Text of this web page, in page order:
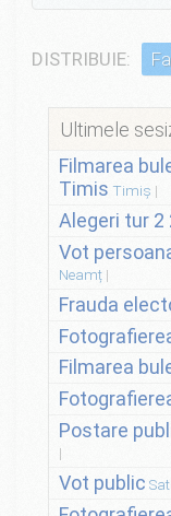
DISTRIBUIE:
Ultimele
Filmarea
Timis Timiș
Alegeri tur 2
Vot
Neamț
Frauda
Filmarea
Postare
Vot public